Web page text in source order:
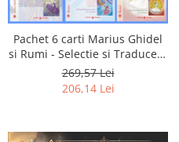
Pachet 6 carti Marius Ghidel
si Rumi - Selectie si Traducere
de Marius Ghidel
269,57 Lei
206,14 Lei